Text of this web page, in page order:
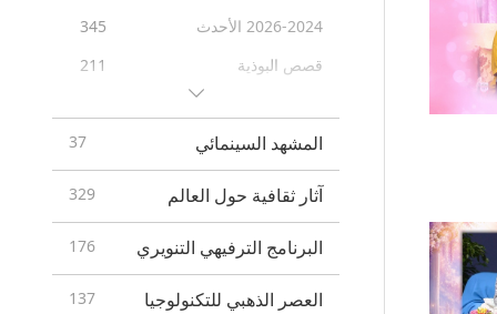
اصنع السلام
73
أخبار التوجه النباتي
40
قصص العيش البديل الفكاهية
14
شعارات
إعلانات الخدمة العامة
8
أحر التهاني بقدوم العيد
رسائل مهمة
24
2026-2024 الأحدث
345
قصص البوذية
211
حياة الرب مهافيرا
60
Blessings: Master Meets
with Disciples, Compilation
خلوة تأملية في هنغاريا 23 فبراير
70
المعلمة تقول نكات 70
المشهد السينمائي 37
آثار ثقافية حول العالم 329
البرنامج الترفيهي التنويري 176
العصر الذهبي للتكنولوجيا 137